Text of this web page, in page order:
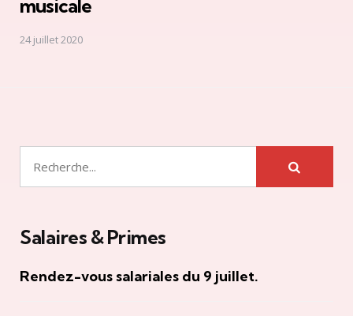
musicale
24 juillet 2020
Salaires & Primes
Rendez-vous salariales du 9 juillet.